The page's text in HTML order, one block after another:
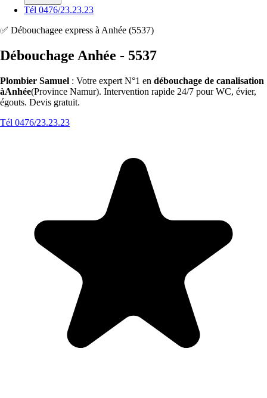
Tél 0476/23.23.23
✅ Débouchagee express à Anhée (5537)
Débouchage Anhée - 5537
Plombier Samuel : Votre expert N°1 en débouchage de canalisation
àAnhée(Province Namur). Intervention rapide 24/7 pour WC, évier,
égouts. Devis gratuit.
Tél 0476/23.23.23